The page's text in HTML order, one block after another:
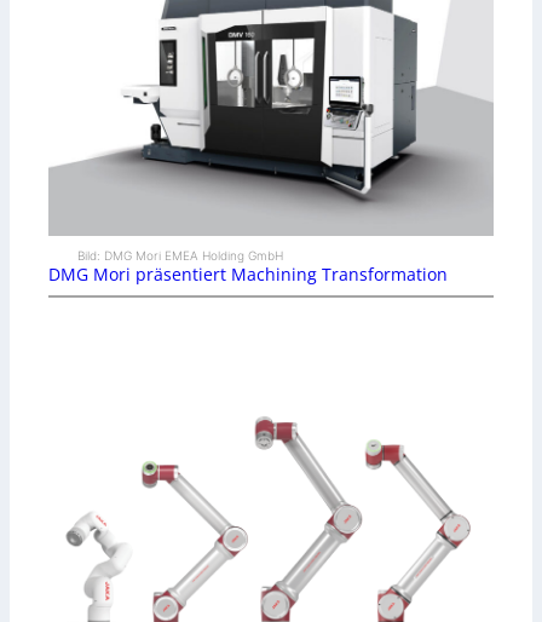
Bild: DMG Mori EMEA Holding GmbH
DMG Mori präsentiert Machining Transformation